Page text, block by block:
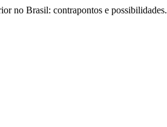
no Brasil: contrapontos e possibilidades.